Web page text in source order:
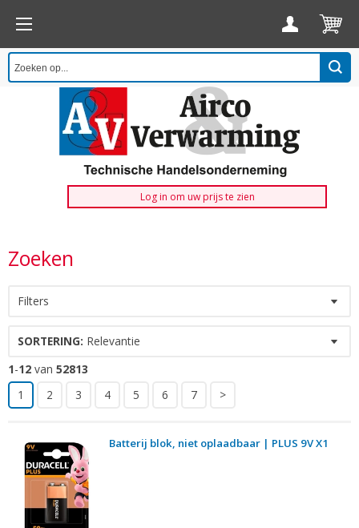
Log in om uw prijs te zien
Zoeken
Filters
SORTERING: Relevantie
1-12 van 52813
1
2 3 4 5 6 7 >
Batterij blok, niet oplaadbaar | PLUS 9V X1